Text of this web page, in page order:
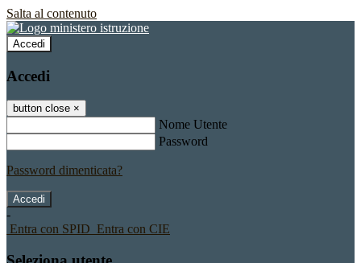
Salta al contenuto
Accedi
Accedi
button close ×
Nome Utente
Password
Password dimenticata?
-
Entra con SPID Entra con CIE